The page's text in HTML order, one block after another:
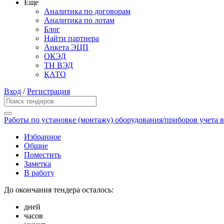
Еще
Аналитика по договорам
Аналитика по лотам
Блог
Найти партнера
Анкета ЭЦП
ОКЭД
ТН ВЭД
КАТО
Вход /Регистрация
Работы по установке (монтажу) оборудования/приборов учета
Избранное
Общие
Поместить
Заметка
В работу
До окончания тендера осталось:
дней
часов